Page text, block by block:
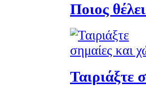
Ποιος
Ταιριάξτε